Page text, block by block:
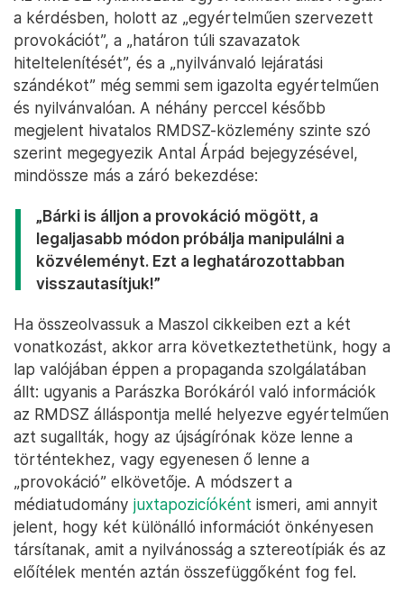
a kérdésben, holott az „egyértelműen szervezett
provokációt”, a „határon túli szavazatok
hiteltelenítését”, és a „nyilvánvaló lejáratási
szándékot” még semmi sem igazolta egyértelműen
és nyilvánvalóan. A néhány perccel később
megjelent hivatalos RMDSZ-közlemény szinte szó
szerint megegyezik Antal Árpád bejegyzésével,
mindössze más a záró bekezdése:
„Bárki is álljon a provokáció mögött, a
legaljasabb módon próbálja manipulálni a
közvéleményt. Ezt a leghatározottabban
visszautasítjuk!”
Ha összeolvassuk a Maszol cikkeiben ezt a két
vonatkozást, akkor arra következtethetünk, hogy a
lap valójában éppen a propaganda szolgálatában
állt: ugyanis a Parászka Borókáról való információk
az RMDSZ álláspontja mellé helyezve egyértelműen
azt sugallták, hogy az újságírónak köze lenne a
történtekhez, vagy egyenesen ő lenne a
„provokáció” elkövetője. A módszert a
médiatudomány juxtapozicíóként ismeri, ami annyit
jelent, hogy két különálló információt önkényesen
társítanak, amit a nyilvánosság a sztereotípiák és az
előítélek mentén aztán összefüggőként fog fel.